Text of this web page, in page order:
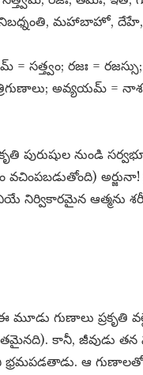
మహాబాహో,
సత్త్వం; రజః =
అవ్యయమ్​ =
పురుషుల నుండి
వచింపబడుతోంది)
నిర్వికారమైన ఆత్మను
గుణాలు ప్రకృతి
కానీ, జీవుడు
భ్రమపడతాడు. ఆ